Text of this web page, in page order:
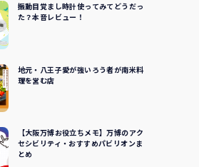
振動目覚まし時計使ってみてどうだっ
た？本音レビュー！
地元・八王子愛が強いろう者が南米料
理を営む店
【大阪万博お役立ちメモ】万博のアク
セシビリティ・おすすめパビリオンま
とめ